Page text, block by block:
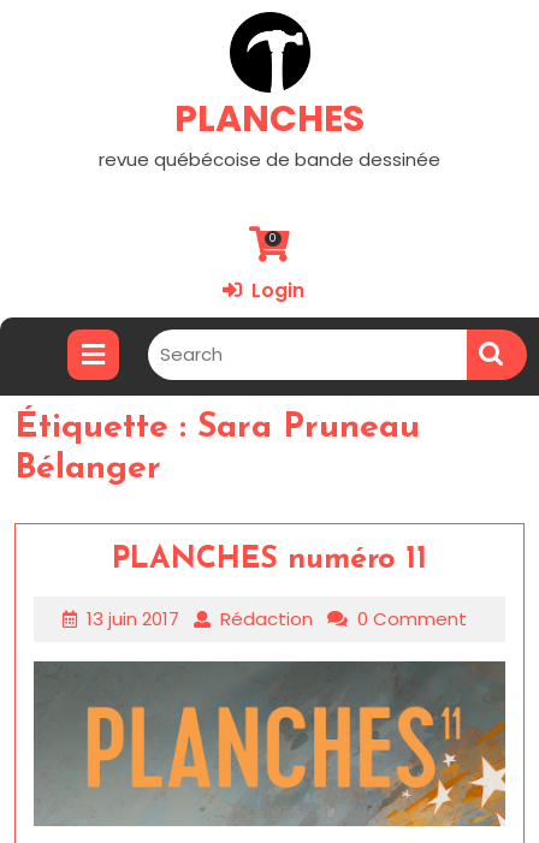
PLANCHES
revue québécoise de bande dessinée
0
Login
Étiquette : Sara Pruneau
Bélanger
PLANCHES numéro 11
13 juin 2017 Rédaction 0 Comment